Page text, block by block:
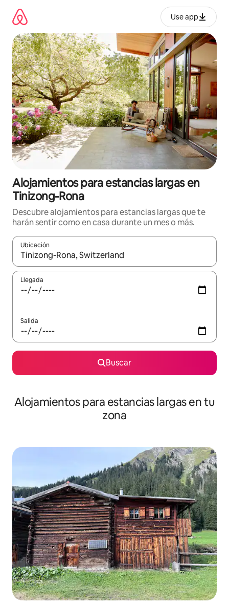
contenido
Use app
Alojamientos para estancias largas en
Tinizong-Rona
Descubre alojamientos para estancias largas que te
harán sentir como en casa durante un mes o más.
Ubicación
Cuando los resultados estén disponibles, podrás navegar
Llegada
Salida
Buscar
Alojamientos para estancias largas en tu
zona